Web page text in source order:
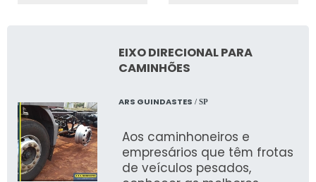
EIXO DIRECIONAL PARA
CAMINHÕES
ARS GUINDASTES / SP
Aos caminhoneiros e
empresários que têm frotas
de veículos pesados,